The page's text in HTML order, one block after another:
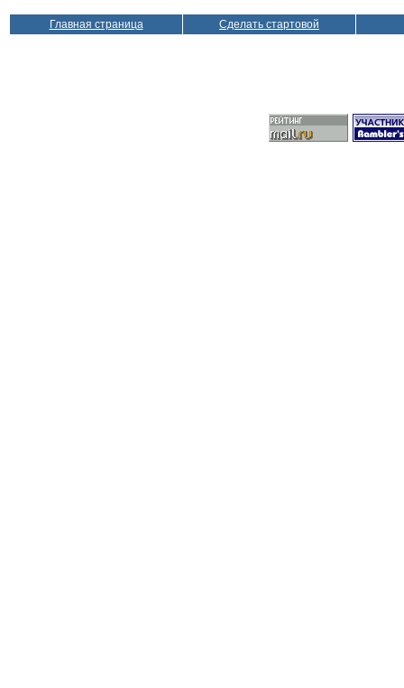
Главная страница Сделать стартовой